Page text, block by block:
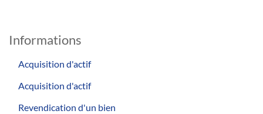
Informations
Acquisition d'actif
Acquisition d'actif
Revendication d'un bien